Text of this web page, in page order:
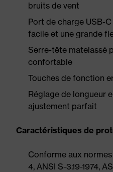
bruits de vent
Port de charge USB-
facile et une grande
Serre-tête matelassé
confortable
Touches de fonction
Réglage de longueur
ajustement parfait
Caractéristiques de
Conforme aux
4, ANSI S-3.19-1974,